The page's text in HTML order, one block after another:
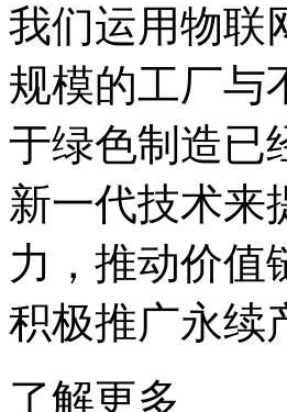
我们运用物联
规模的工厂与
于绿色制造已
新一代技术来
力，推动价
积极推广永续
了解更多